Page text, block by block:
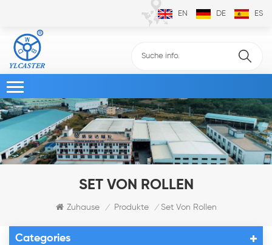
EN DE ES
SET VON ROLLEN
Zuhause / Produkte / Set Von Rollen
Categories